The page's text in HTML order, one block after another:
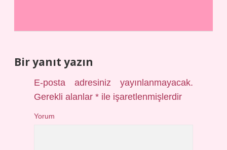
Bir yanıt yazın
E-posta adresiniz yayınlanmayacak.
Gerekli alanlar* ile işaretlenmişlerdir
Yorum